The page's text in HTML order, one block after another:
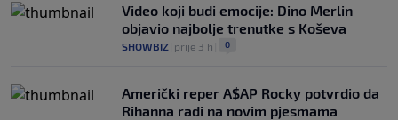
Video koji budi emocije: Dino Merlin
objavio najbolje trenutke s Koševa
SHOWBIZ prije 3 h 0
Američki reper A$AP Rocky potvrdio da
Rihanna radi na novim pjesmama